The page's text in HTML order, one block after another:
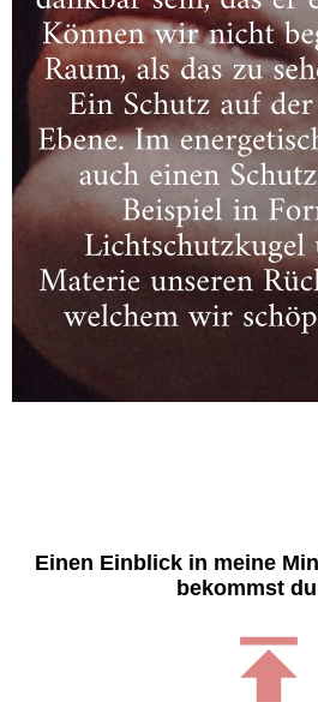
Einen Einblick in meine
bekommst